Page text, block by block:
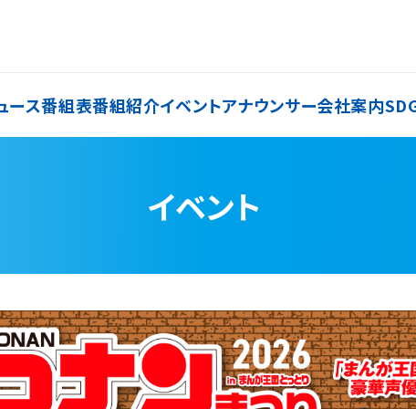
ース番組表番組紹介イベントアナウンサー会社案内
イベント